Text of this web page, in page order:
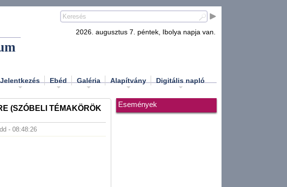
2026. augusztus 7. péntek, Ibolya napja van.
Jelentkezés Ebéd Galéria Alapítvány Digitális napló
(SZÓBELI TÉMAKÖRÖK
- 08:48:26
Események